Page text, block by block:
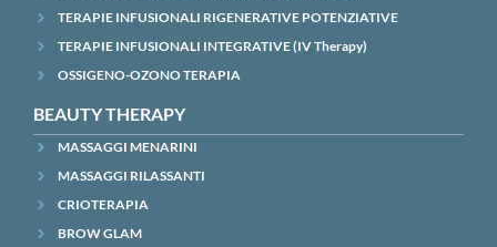
TERAPIE INFUSIONALI RIGENERATIVE POTENZIATIVE
TERAPIE INFUSIONALI INTEGRATIVE (IV Therapy)
OSSIGENO-OZONO TERAPIA
BEAUTY THERAPY
MASSAGGI MENARINI
MASSAGGI RILASSANTI
CRIOTERAPIA
BROW GLAM